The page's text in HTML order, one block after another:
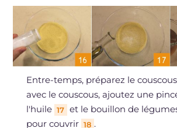
Entre-temps, préparez le
avec le couscous, ajoutez une
l'huile 17 et le bouillon de
pour couvrir 18 .